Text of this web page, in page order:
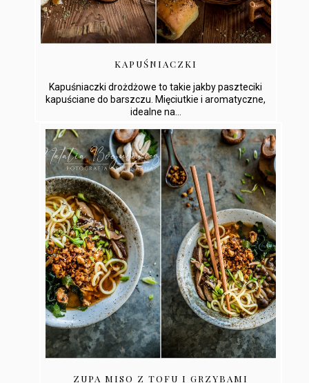
KAPUŚNIACZKI
Kapuśniaczki drożdżowe to takie jakby paszteciki
kapuściane do barszczu. Mięciutkie i aromatyczne,
idealne na...
ZUPA MISO Z TOFU I GRZYBAMI